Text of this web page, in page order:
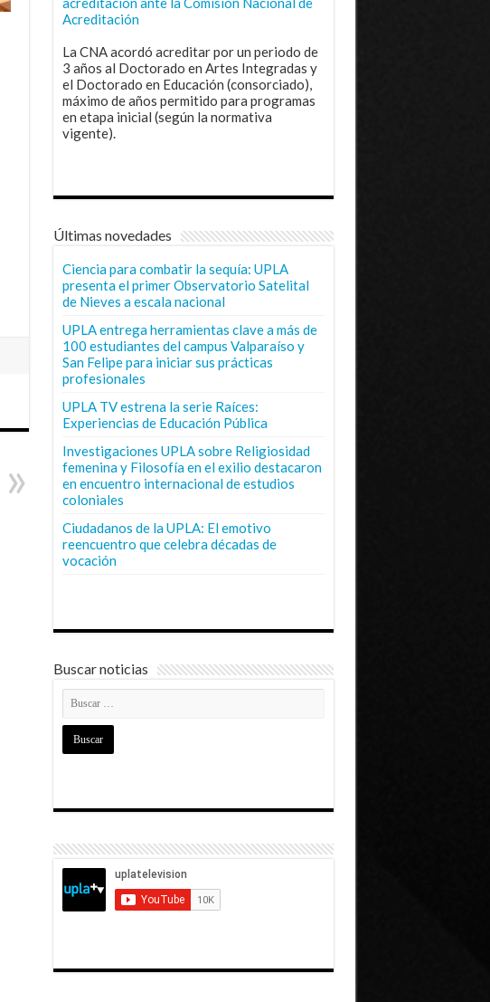
Acreditación
La CNA acordó acreditar por un periodo de
3 años al Doctorado en Artes Integradas y
el Doctorado en Educación (consorciado),
máximo de años permitido para programas
en etapa inicial (según la normativa
vigente).
Últimas novedades
Ciencia para combatir la sequía: UPLA
presenta el primer Observatorio Satelital
de Nieves a escala nacional
UPLA entrega herramientas clave a más de
100 estudiantes del campus Valparaíso y
San Felipe para iniciar sus prácticas
profesionales
UPLA TV estrena la serie Raíces:
Experiencias de Educación Pública
Investigaciones UPLA sobre Religiosidad
femenina y Filosofía en el exilio destacaron
en encuentro internacional de estudios
coloniales
Ciudadanos de la UPLA: El emotivo
reencuentro que celebra décadas de
vocación
Buscar noticias